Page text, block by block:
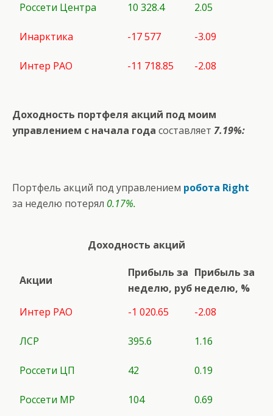
Россети Центра 10 328.4 2.05
Инарктика -17 577 -3.09
Интер РАО -11 718.85 -2.08
Доходность портфеля акций под моим
управлением с начала года составляет 7.19%:
Портфель акций под управлением робота Right
за неделю потерял 0.17%.
Доходность акций
Акции
Прибыль за
неделю, руб
Прибыль за
неделю, %
Интер РАО
-1 020.65 -2.08
ЛСР 395.6 1.16
Россети ЦП 42 0.19
Россети МР 104 0.69